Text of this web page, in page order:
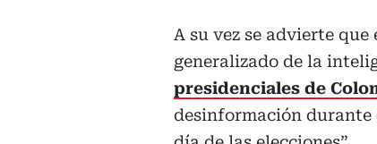
A su vez se advierte
generalizado de la
presidenciales de
desinformación durante